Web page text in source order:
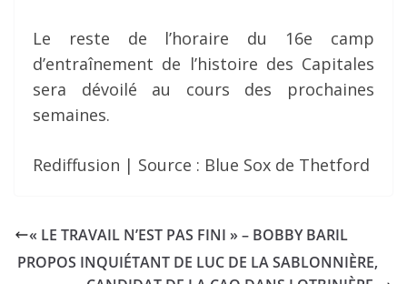
Le reste de l’horaire du 16e camp
d’entraînement de l’histoire des Capitales
sera dévoilé au cours des prochaines
semaines.
Rediffusion | Source : Blue Sox de Thetford
« LE TRAVAIL N’EST PAS FINI » – BOBBY BARIL
PROPOS INQUIÉTANT DE LUC DE LA SABLONNIÈRE,